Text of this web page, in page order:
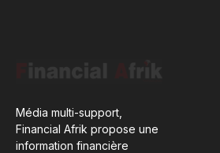
Média multi-support,
Financial Afrik propose une
information financière